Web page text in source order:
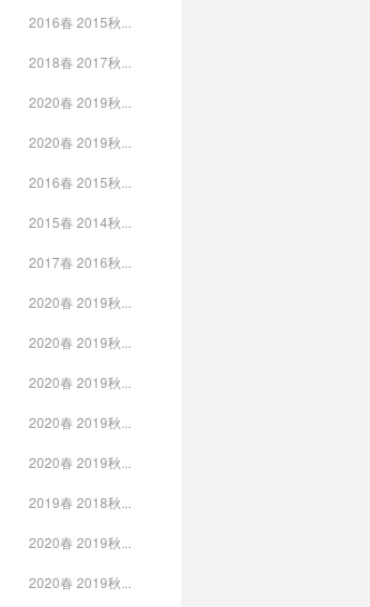
2016春 2015秋...
2018春 2017秋...
2020春 2019秋...
2020春 2019秋...
2016春 2015秋...
2015春 2014秋...
2017春 2016秋...
2020春 2019秋...
2020春 2019秋...
2020春 2019秋...
2020春 2019秋...
2020春 2019秋...
2019春 2018秋...
2020春 2019秋...
2020春 2019秋...